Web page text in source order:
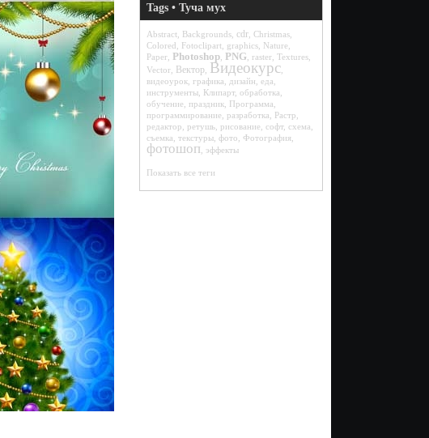
Tags • Туча мух
Abstract Backgrounds, cdr, Christmas,
Colored
Fotoclipart graphics, Nature
Paper, Photoshop, PNG raster, Textures,
Vector, Вектор, Видеокурс,
видеоурок, графика дизайн еда
инструменты, Клипарт, обработка
обучение
праздник, Программа
программирование
разработка Растр
редактор
ретушь, рисование софт, схема
съемка текстуры, фото Фотография,
фотошоп эффекты
Показать все теги